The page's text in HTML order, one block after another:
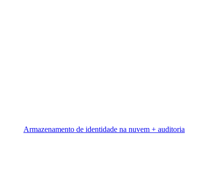
Armazenamento de identidade na nuvem + auditoria